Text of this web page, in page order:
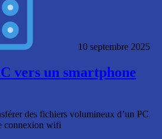
10 septembre 2025
vers un smartphone
des fichiers volumineux d’un PC
connexion wifi